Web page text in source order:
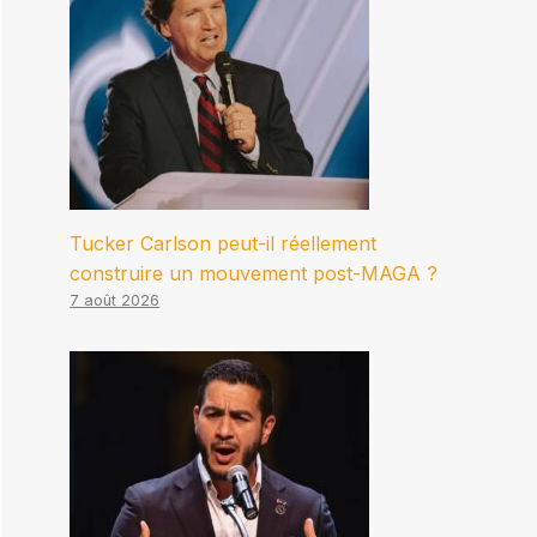
Tucker Carlson peut-il réellement
construire un mouvement post-MAGA ?
7 août 2026